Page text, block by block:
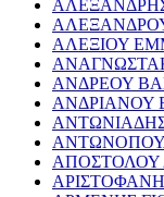
ΑΛΕΞΙΟΥ
ΑΝΔΡΕΟΥ
ΑΝΔΡΙΑΝΟΥ
ΑΠΟΣΤΟΛΟΥ